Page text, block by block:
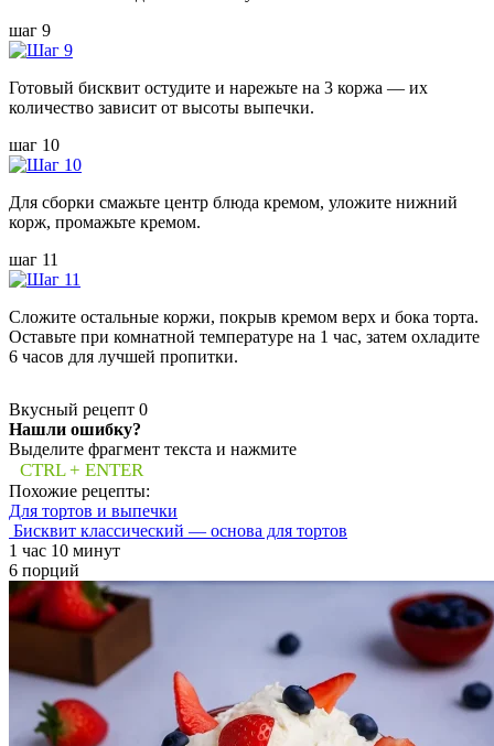
шаг 9
Готовый бисквит остудите и нарежьте на 3 коржа — их
количество зависит от высоты выпечки.
шаг 10
Для сборки смажьте центр блюда кремом, уложите нижний
корж, промажьте кремом.
шаг 11
Сложите остальные коржи, покрыв кремом верх и бока торта.
Оставьте при комнатной температуре на 1 час, затем охладите
6 часов для лучшей пропитки.
Вкусный рецепт 0
Нашли ошибку?
Выделите фрагмент текста и нажмите
CTRL + ENTER
Похожие рецепты:
Для тортов и выпечки
Бисквит классический — основа для тортов
1 час 10 минут
6 порций